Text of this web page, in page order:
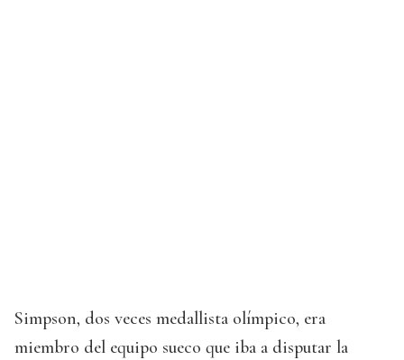
Simpson, dos veces medallista olímpico, era
miembro del equipo sueco que iba a disputar la